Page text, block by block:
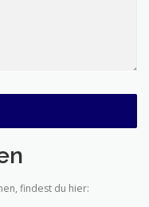
findest du hier: